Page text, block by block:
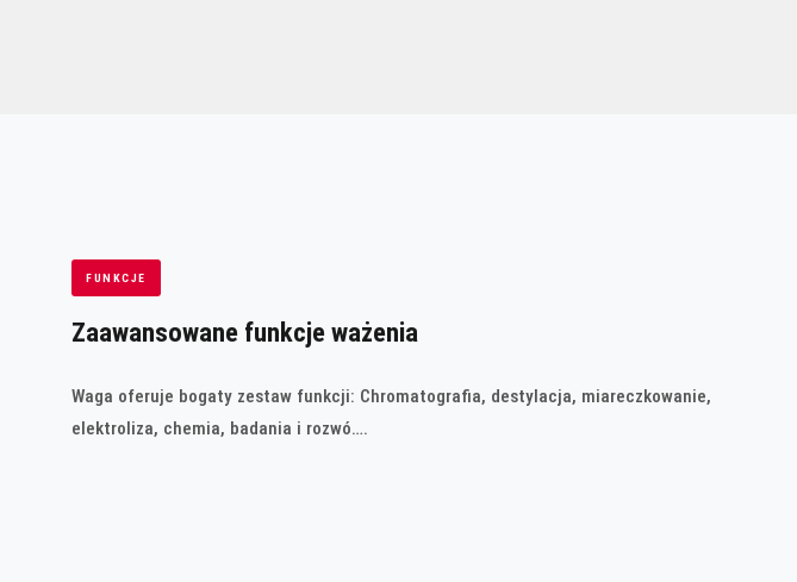
FUNKCJE
Zaawansowane funkcje ważenia
Waga oferuje bogaty zestaw funkcji: Chromatografia, destylacja, miareczkowanie,
elektroliza, chemia, badania i rozwó….